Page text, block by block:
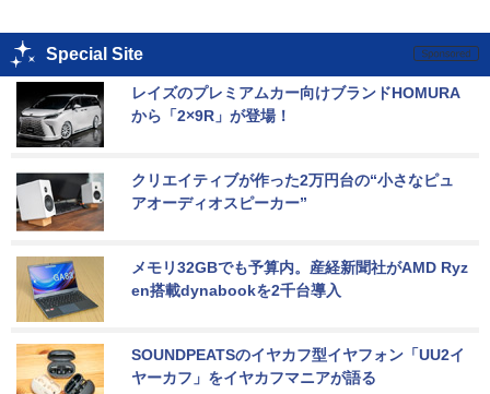
Special Site
レイズのプレミアムカー向けブランドHOMURA
から「2×9R」が登場！
クリエイティブが作った2万円台の“小さなピュ
アオーディオスピーカー”
メモリ32GBでも予算内。産経新聞社がAMD Ryz
en搭載dynabookを2千台導入
SOUNDPEATSのイヤカフ型イヤフォン「UU2イ
ヤーカフ」をイヤカフマニアが語る